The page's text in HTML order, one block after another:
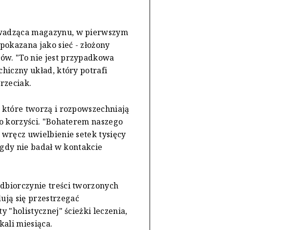
magazynu, w pierwszym
jako sieć - złożony
"To nie jest przypadkowa
układ, który potrafi
które tworzą i rozpowszechniają
korzyści. "Bohaterem naszego
uwielbienie setek tysięcy
nie badał w kontakcie
treści tworzonych
się przestrzegać
"holistycznej" ścieżki leczenia,
miesiąca.